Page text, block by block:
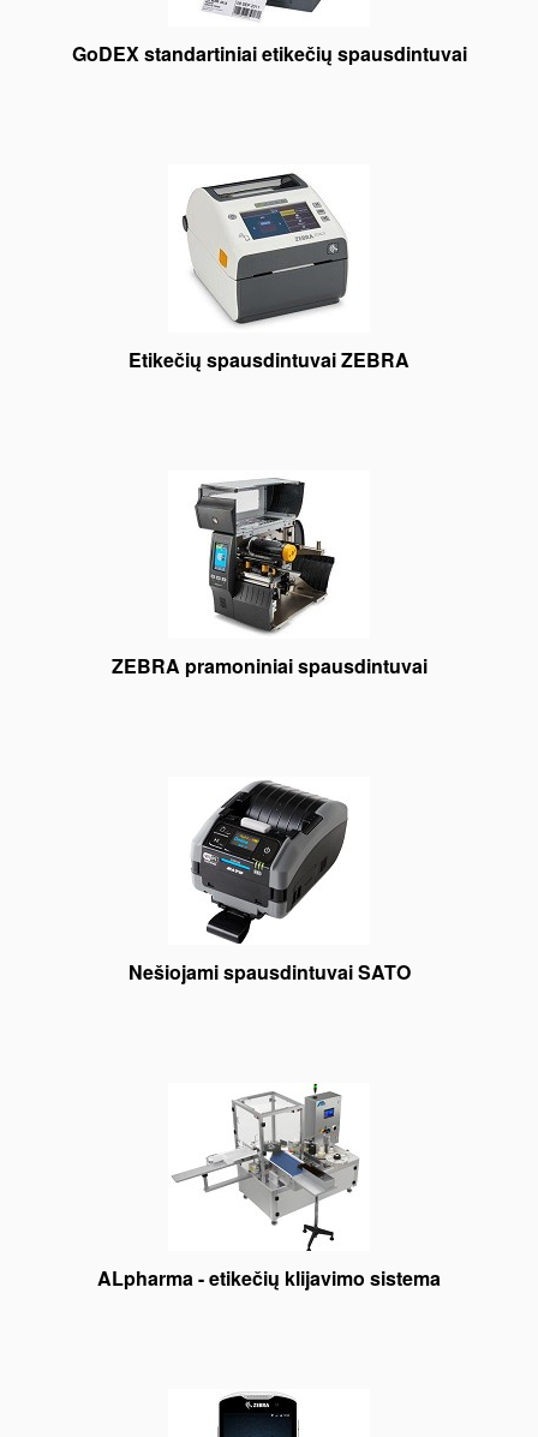
GoDEX standartiniai etikečių spausdintuvai
Etikečių spausdintuvai ZEBRA
ZEBRA pramoniniai spausdintuvai
Nešiojami spausdintuvai SATO
ALpharma - etikečių klijavimo sistema